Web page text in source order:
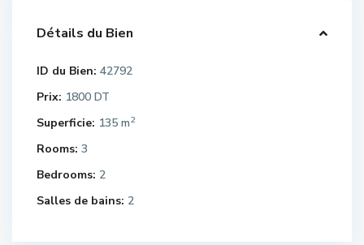
Détails du Bien
ID du Bien: 42792
Prix: 1800 DT
Superficie: 135 m2
Rooms: 3
Bedrooms: 2
Salles de bains: 2